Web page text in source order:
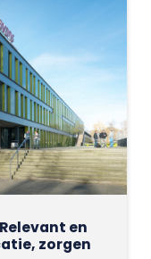
en
zorgen